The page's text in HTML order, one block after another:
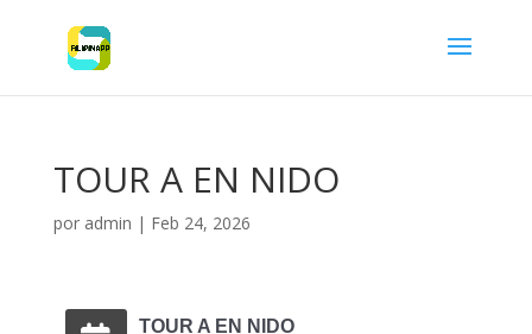
TOUR A EN NIDO
por admin | Feb 24, 2026
TOUR A EN NIDO